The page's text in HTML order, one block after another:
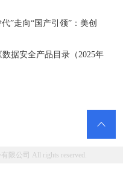
”走向“国产引领”：美创
据安全产品目录（2025年
限公司 All rights reserved.
